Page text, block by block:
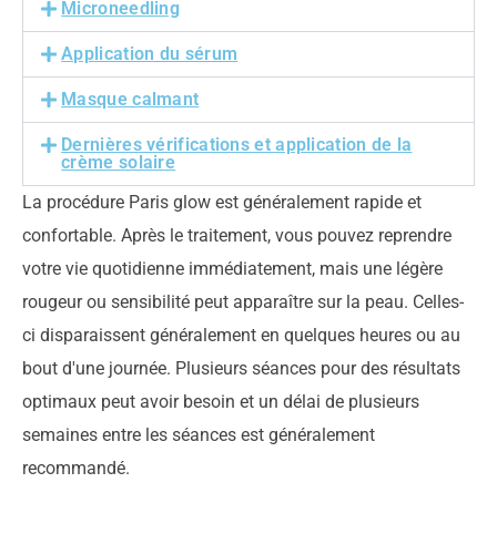
Microneedling
Application du sérum
Masque calmant
Dernières vérifications et application de la
crème solaire
La procédure Paris glow est généralement rapide et
confortable. Après le traitement, vous pouvez reprendre
votre vie quotidienne immédiatement, mais une légère
rougeur ou sensibilité peut apparaître sur la peau. Celles-
ci disparaissent généralement en quelques heures ou au
bout d'une journée. Plusieurs séances pour des résultats
optimaux peut avoir besoin et un délai de plusieurs
semaines entre les séances est généralement
recommandé.